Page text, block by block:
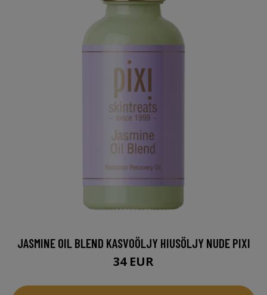
JASMINE OIL BLEND KASVOÖLJY HIUSÖLJY NUDE PIXI
34 EUR